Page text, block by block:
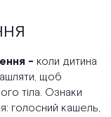
- коли дитина
щоб
тіла. Ознаки
голосний кашель,